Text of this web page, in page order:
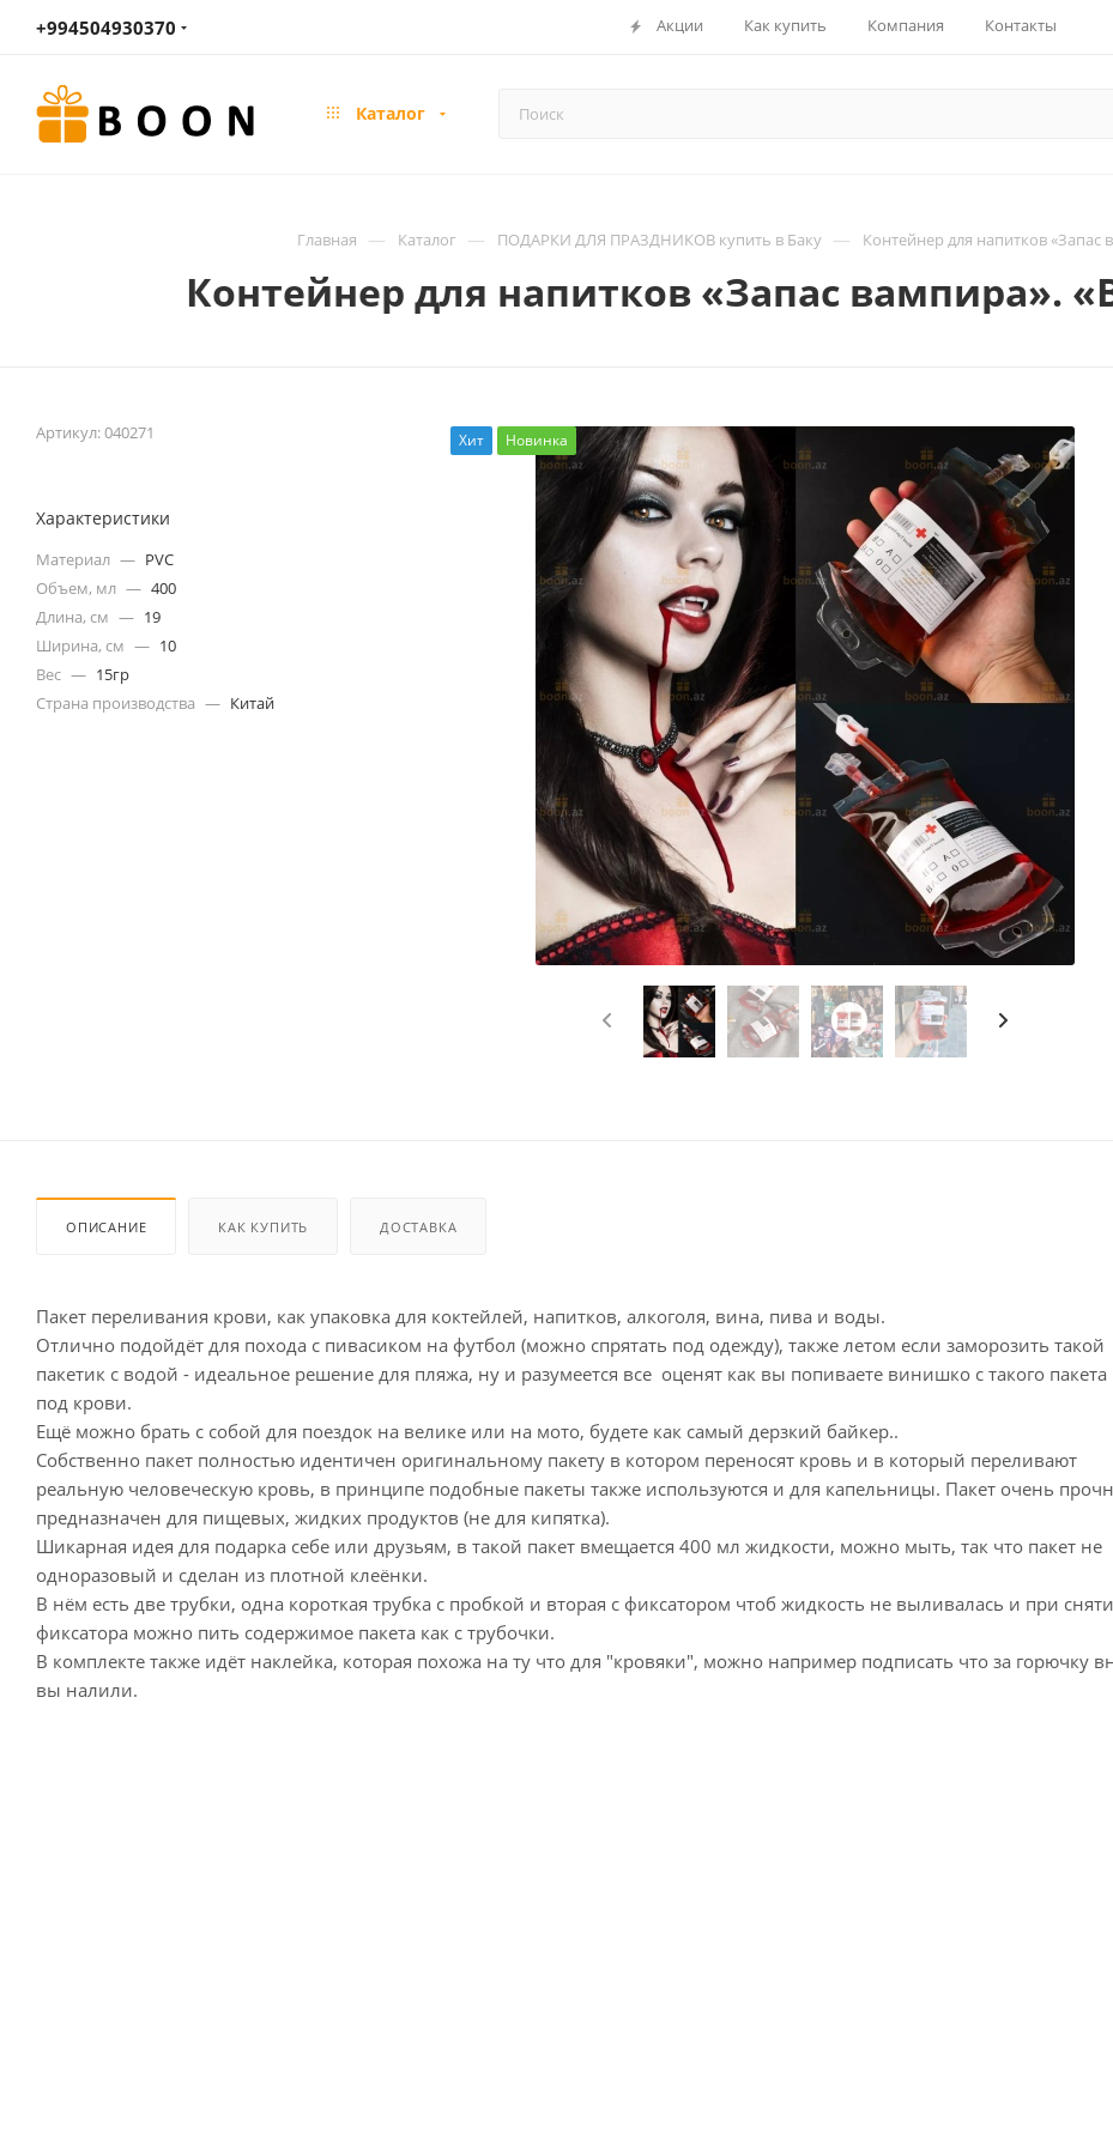
+994504930370 Акции Как купить Компания Контакты
Каталог
Главная — Каталог — ПОДАРКИ ДЛЯ ПРАЗДНИКОВ купить в Баку — Контейнер для напитков «Запас
Контейнер для напитков «Запас вампира».
Хит Новинка
Артикул:040271
Характеристики
Материал — PVC
Объем, мл — 400
Длина, см — 19
Ширина, см — 10
Вес — 15гр
Страна производства — Китай
ОПИСАНИЕ КАК КУПИТЬ ДОСТАВКА
Пакет переливания крови, как упаковка для коктейлей, напитков, алкоголя, вина, пива и воды.
Отлично подойдёт для похода с пивасиком на футбол (можно спрятать под одежду), также летом если заморозить такой
пакетик с водой - идеальное решение для пляжа, ну и разумеется все оценят как вы попиваете винишко с такого пакета
под крови.
Ещё можно брать с собой для поездок на велике или на мото, будете как самый дерзкий байкер..
Собственно пакет полностью идентичен оригинальному пакету в котором переносят кровь и в который переливают
реальную человеческую кровь, в принципе подобные пакеты также используются и для капельницы. Пакет очень
предназначен для пищевых, жидких продуктов (не для кипятка).
Шикарная идея для подарка себе или друзьям, в такой пакет вмещается 400 мл жидкости, можно мыть, так что пакет не
одноразовый и сделан из плотной клеёнки.
В нём есть две трубки, одна короткая трубка с пробкой и вторая с фиксатором чтоб жидкость не выливалась и при
фиксатора можно пить содержимое пакета как с трубочки.
В комплекте также идёт наклейка, которая похожа на ту что для "кровяки", можно например подписать что за горючку
вы налили.